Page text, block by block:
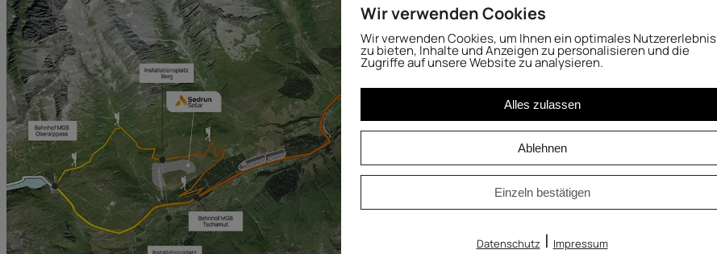
Wir verwenden Cookies
Wir verwenden Cookies, um Ihnen ein optimales Nutzererlebnis
zu bieten, Inhalte und Anzeigen zu personalisieren und die
Zugriffe auf unsere Website zu analysieren.
Alles zulassen
Ablehnen
Einzeln bestätigen
Datenschutz| Impressum